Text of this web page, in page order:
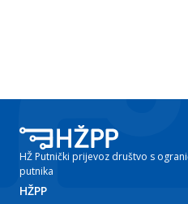
HŽ Putnički prijevoz društvo s
putnika
HŽPP